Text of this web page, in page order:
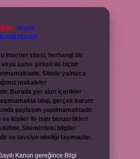
Skype:
internet sitesi, herhangi bir
şahıs şirketi ile hiçbir
Sitede yalnızca
makaleler
Burada yer alan içerikler
olup, gerçek kurum
paylaşım yapılmamaktadır.
ve kişiler ile isim benzerlikleri
Sitemizdeki bilgiler
ve tavsiye niteliği taşımazlar.
Kanun gereğince Bilgi